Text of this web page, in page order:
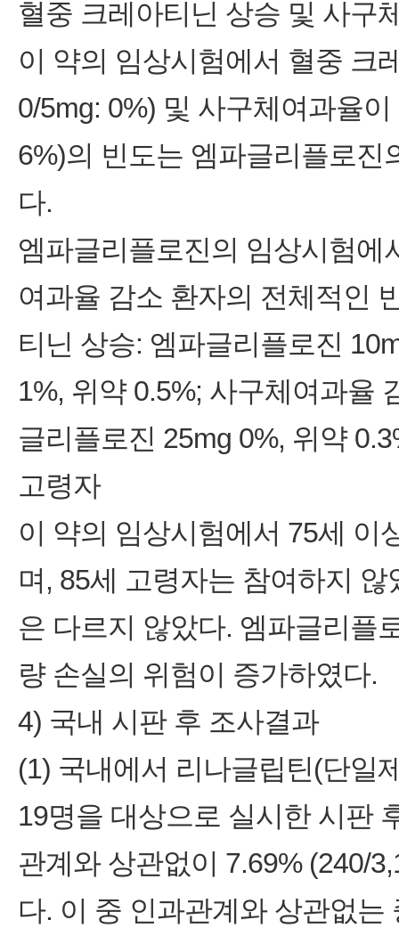
혈중 크레아티닌 상승 및 사구
이 약의 임상시험에서 혈중 크
0/5mg: 0%) 및 사구체여과율
6%)의 빈도는 엠파글리플로
다.
엠파글리플로진의 임상시험에
여과율 감소 환자의 전체적인
티닌 상승: 엠파글리플로진
1%, 위약 0.5%; 사구체여과율
글리플로진 25mg 0%, 위약
고령자
이 약의 임상시험에서 75세 이
며, 85세 고령자는 참여하지
은 다르지 않았다. 엠파글리플
량 손실의 위험이 증가하였다.
4) 국내 시판 후 조사결과
(1) 국내에서 리나글립틴(단일
19명을 대상으로 실시한 시판
관계와 상관없이 7.69% (240/
다. 이 중 인과관계와 상관없